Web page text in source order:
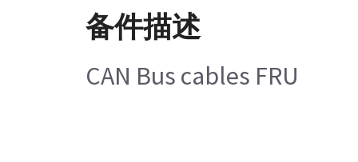
备件描述
CAN Bus cables FRU